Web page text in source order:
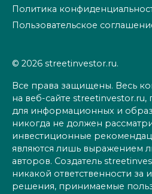
Политика
Пользовательское
© 2026 streetinvestor.ru.
Все права защищены. Весь
на веб-сайте streetinvestor.ru,
для информационных и
никогда не должен
инвестиционные
являются лишь выражением
авторов. Создатель
никакой ответственности за
решения, принимаемые